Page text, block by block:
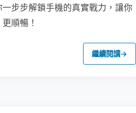
步步解鎖手機的真實戰力，讓你
順暢！
繼續閱讀→